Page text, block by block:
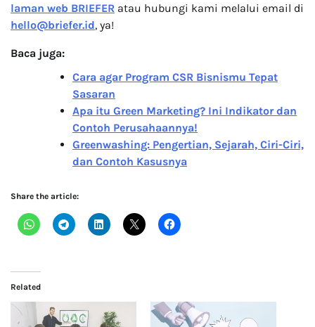
laman web BRIEFER atau hubungi kami melalui email di
hello@briefer.id, ya!
Baca juga:
Cara agar Program CSR Bisnismu Tepat
Sasaran
Apa itu Green Marketing? Ini Indikator dan
Contoh Perusahaannya!
Greenwashing: Pengertian, Sejarah, Ciri-Ciri,
dan Contoh Kasusnya
Share the article:
Related